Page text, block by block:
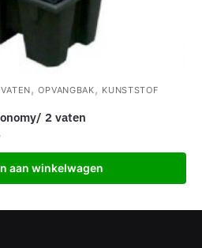
,OPVANGBAK, KUNSTSTOF
2 vaten
aan winkelwagen